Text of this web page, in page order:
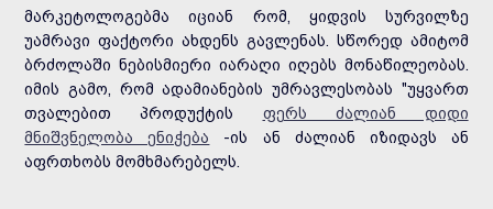
მარკეტოლოგებმა იციან რომ, ყიდვის სურვილზე
უამრავი ფაქტორი ახდენს გავლენას. სწორედ ამიტომ
ბრძოლაში ნებისმიერი იარაღი იღებს მონაწილეობას.
იმის გამო, რომ ადამიანების უმრავლესობას "უყვართ
თვალებით პროდუქტის ფერს ძალიან დიდი
მნიშვნელობა ენიჭება -ის ან ძალიან იზიდავს ან
აფრთხობს მომხმარებელს.